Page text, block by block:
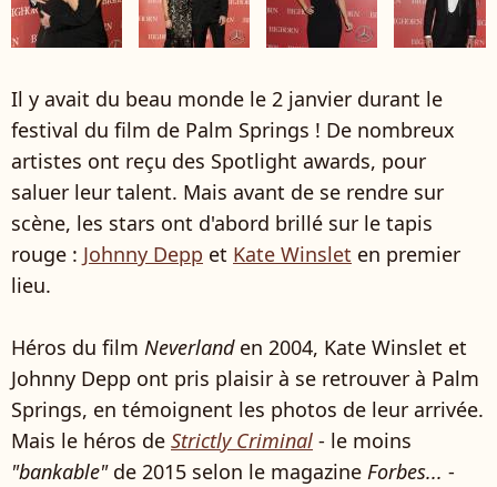
Il y avait du beau monde le 2 janvier durant le
festival du film de Palm Springs ! De nombreux
artistes ont reçu des Spotlight awards, pour
saluer leur talent. Mais avant de se rendre sur
scène, les stars ont d'abord brillé sur le tapis
rouge : Johnny Depp et Kate Winslet en premier
lieu.
Héros du film Neverlanden 2004, Kate Winslet et
Johnny Depp ont pris plaisir à se retrouver à Palm
Springs, en témoignent les photos de leur arrivée.
Mais le héros de Strictly Criminal - le moins
"bankable"de 2015 selon le magazine Forbes... -